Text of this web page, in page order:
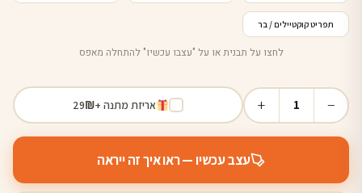
COCKTAILS
שם הבר
CLASSICS
— קוקטייל · מחיר —
— קוקטייל · מחיר —
SIGNATURE
— קוקטייל · מחיר —
— קוקטייל · מחיר —21+ · נא לשתות באחריות
תפריט קוקטיילים / בר
לחצו על תבנית או על "עצבו עכשיו" להתחלה מאפס
−
1
+ אריזת מתנה +₪
29
עצב עכשיו — ראו איך זה ייראה